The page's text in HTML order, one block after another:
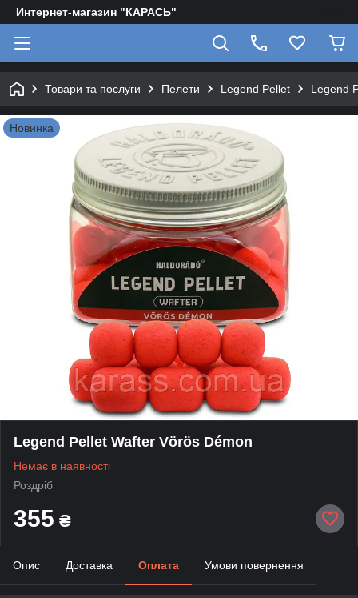
Интернет-магазин "КАРАСЬ"
Товари та послуги Пелети Legend Pellet Legend
Новинка
Legend Pellet Wafter Vörös Démon
Немає в наявності
Роздріб
355 ₴
Опис Доставка Оплата Умови повернення